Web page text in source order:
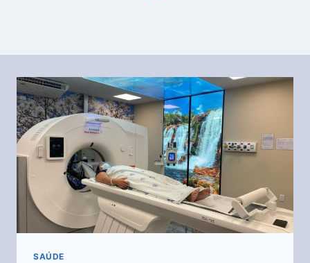
SAÚDE